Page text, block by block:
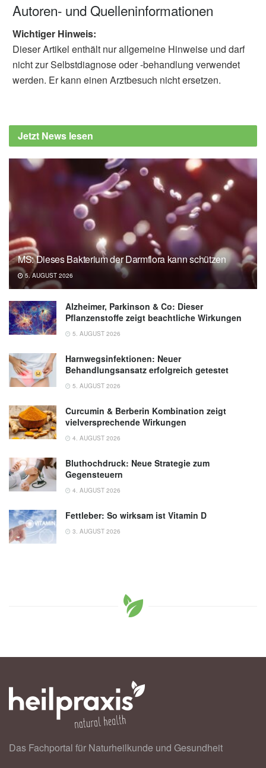
Autoren- und Quelleninformationen
Wichtiger Hinweis:
Dieser Artikel enthält nur allgemeine Hinweise und darf
nicht zur Selbstdiagnose oder -behandlung verwendet
werden. Er kann einen Arztbesuch nicht ersetzen.
Jetzt News lesen
MS: Dieses Bakterium der Darmflora kann schützen
5. AUGUST 2026
Alzheimer, Parkinson & Co: Dieser
Pflanzenstoffe zeigt beachtliche Wirkungen
5. AUGUST 2026
Harnwegsinfektionen: Neuer
Behandlungsansatz erfolgreich getestet
5. AUGUST 2026
Curcumin & Berberin Kombination zeigt
vielversprechende Wirkungen
4. AUGUST 2026
Bluthochdruck: Neue Strategie zum
Gegensteuern
4. AUGUST 2026
Fettleber: So wirksam ist Vitamin D
3. AUGUST 2026
Das Fachportal für Naturheilkunde und Gesundheit